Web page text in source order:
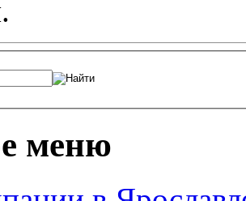
меню